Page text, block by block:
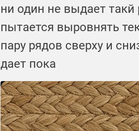
ни один не выдает такй
пытается выровнять
пару рядов сверху и
дает пока